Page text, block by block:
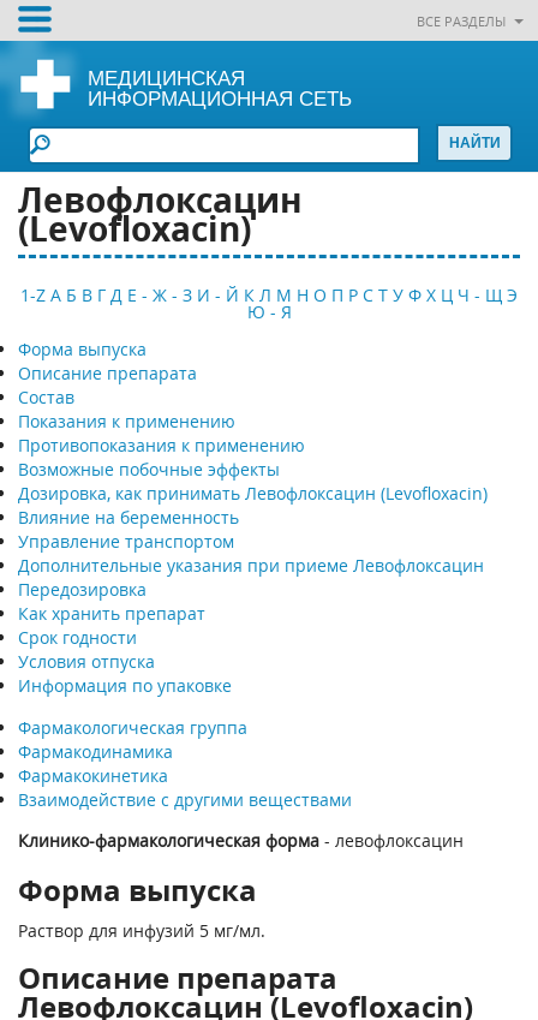
ВСЕ РАЗДЕЛЫ
МЕДИЦИНСКАЯ
ИНФОРМАЦИОННАЯ СЕТЬ
Левофлоксацин
(Levofloxacin)
1-Z А Б В Г Д Е - Ж - З И - Й К Л М Н О П Р С Т У Ф Х Ц Ч - Щ Э
Ю - Я
Форма выпуска
Описание препарата
Состав
Показания к применению
Противопоказания к применению
Возможные побочные эффекты
Дозировка, как принимать Левофлоксацин (Levofloxacin)
Влияние на беременность
Управление транспортом
Дополнительные указания при приеме Левофлоксацин
Передозировка
Как хранить препарат
Срок годности
Условия отпуска
Информация по упаковке
Фармакологическая группа
Фармакодинамика
Фармакокинетика
Взаимодействие с другими веществами
Клинико-фармакологическая форма - левофлоксацин
Форма выпуска
Раствор для инфузий 5 мг/мл.
Описание препарата
Левофлоксацин (Levofloxacin)